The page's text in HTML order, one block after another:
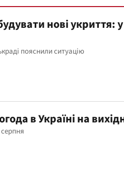
нові укриття:
пояснили ситуацію
в Україні на